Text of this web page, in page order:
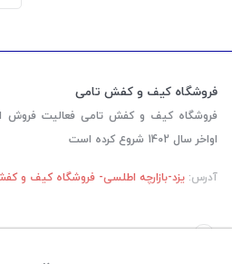
فروشگاه کیف و کفش تامی
فروشگاه کیف و کفش تامی فعالیت فروش
اواخر سال 1402 شروع کرده است
آدرس: یزد-بازارچه اطلسی- فروشگاه کیف و